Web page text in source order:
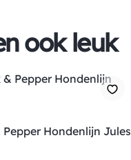
ook leuk
Pepper Hondenlijn Jules